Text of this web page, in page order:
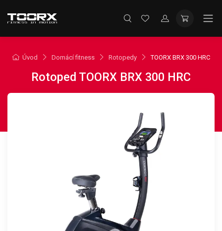
Úvod Domácí fitness Rotopedy TOORX BRX 300 HRC
Rotoped TOORX BRX 300 HRC